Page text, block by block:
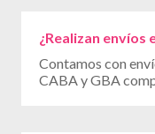
¿Realizan envíos
Contamos con
CABA y GBA